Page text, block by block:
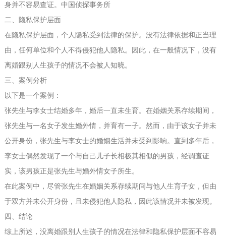
身并不容易查证。 中国侦探事务所
二、隐私保护层面
在隐私保护层面，个人隐私受到法律的保护。没有法律依据和正当理
由，任何单位和个人不得侵犯他人隐私。因此，在一般情况下，没有
离婚跟别人生孩子的情况不会被人知晓。
三、案例分析
以下是一个案例：
张先生与李女士结婚多年，婚后一直未生育。在婚姻关系存续期间，
张先生与一名女子发生婚外情，并育有一子。然而，由于该女子并未
公开身份，张先生与李女士的婚姻生活并未受到影响。直到多年后，
李女士偶然发现了一个与自己儿子长相极其相似的男孩，经调查证
实，该男孩正是张先生与婚外情女子所生。
在此案例中，尽管张先生在婚姻关系存续期间与他人生育子女，但由
于双方并未公开身份，且未侵犯他人隐私，因此该情况并未被发现。
四、结论
综上所述，没离婚跟别人生孩子的情况在法律和隐私保护层面不容易